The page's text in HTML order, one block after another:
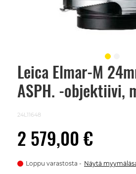
Leica Elmar-M
ASPH. -objektiivi,
24L11648
2 579,00 €
Loppu varastosta Näytä
Skip
beginning
images